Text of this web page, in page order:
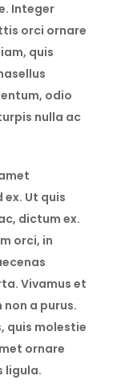
Integer
orci ornare
quis
odio
nulla ac
Ut quis
dictum ex.
orci, in
Vivamus et
a purus.
quis molestie
ornare
ligula.